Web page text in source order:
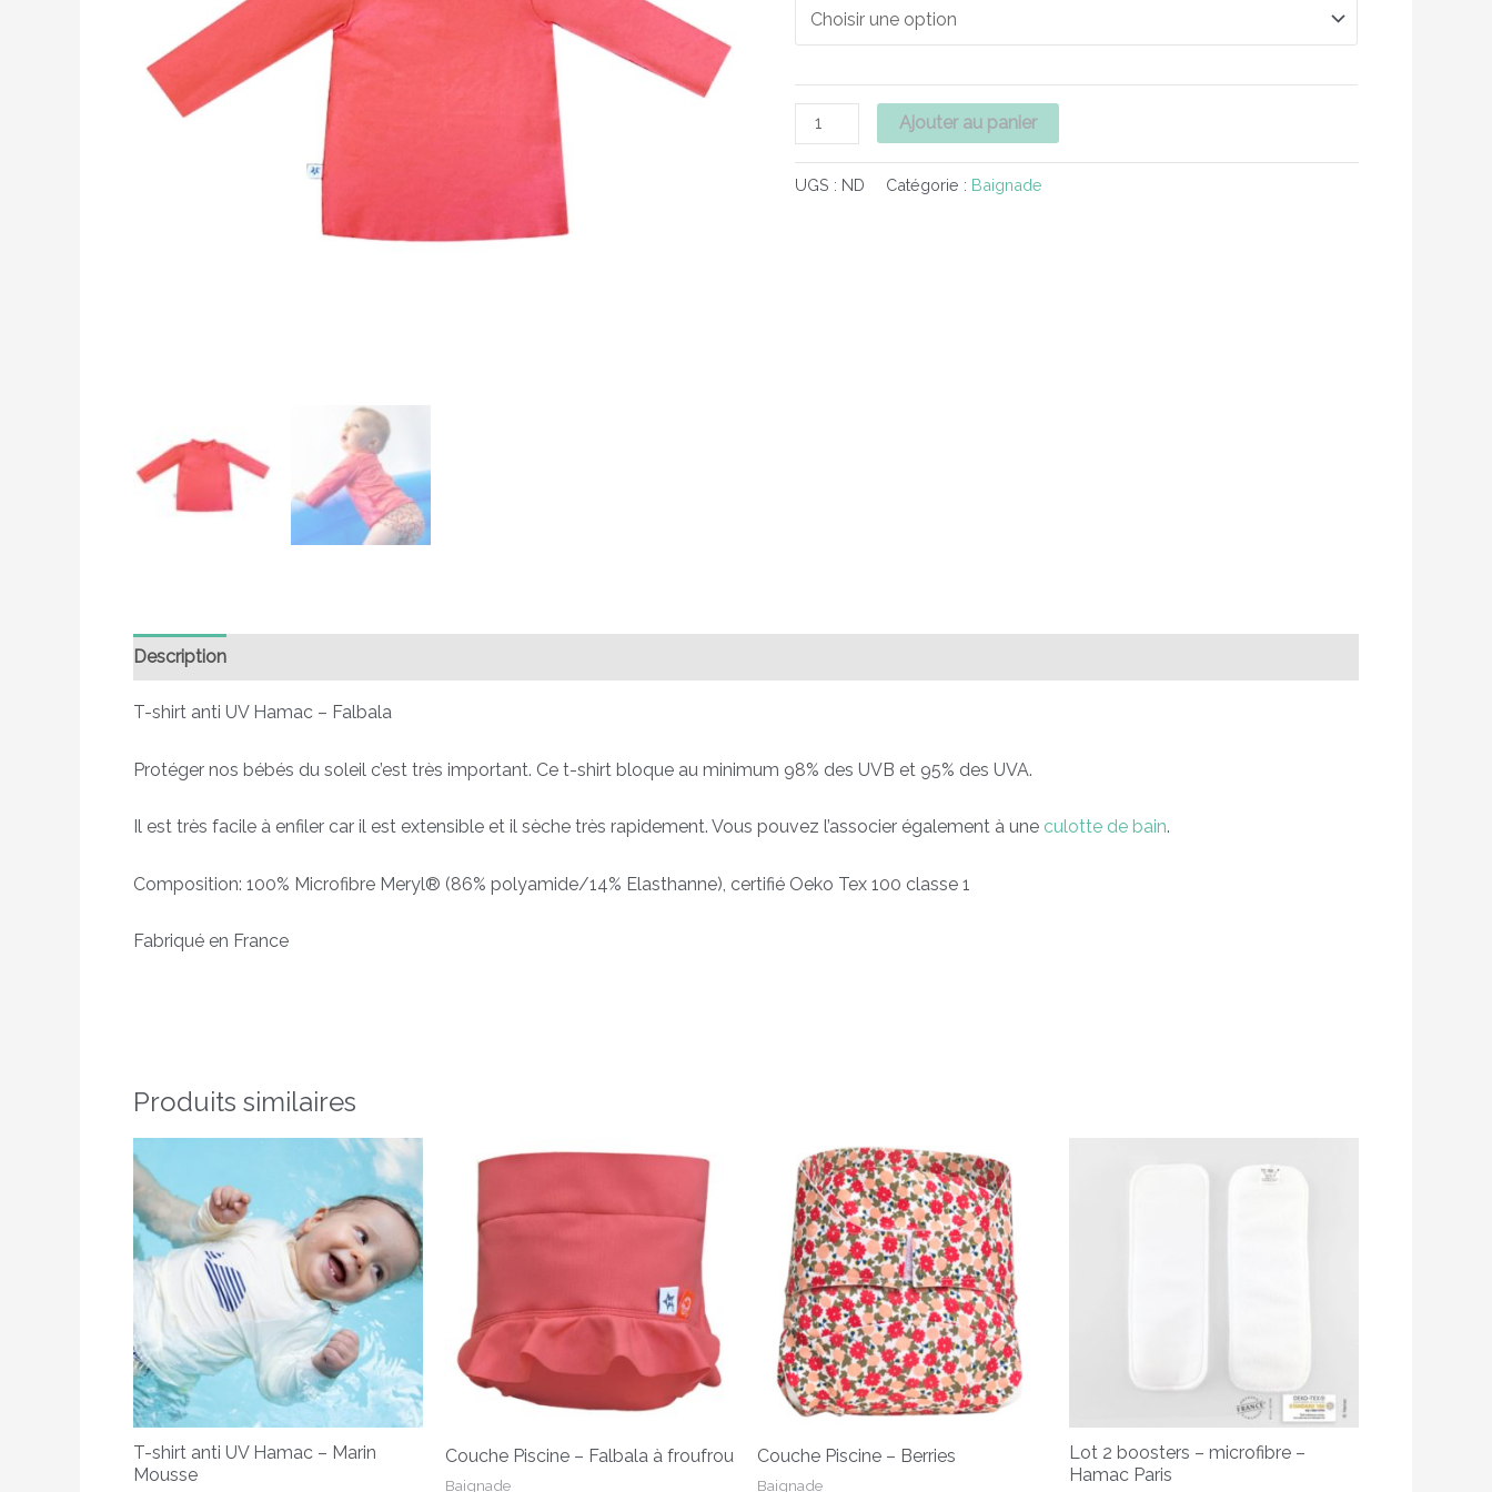
Falbala
Ajouter au panier
UGS : ND Catégorie : Baignade
Description
T-shirt anti UV Hamac – Falbala
Protéger nos bébés du soleil c’est très important. Ce t-shirt bloque au minimum 98% des UVB et 95% des UVA.
Il est très facile à enfiler car il est extensible et il sèche très rapidement. Vous pouvez l’associer également à une culotte de bain.
Composition: 100% Microfibre Meryl® (86% polyamide/14% Elasthanne), certifié Oeko Tex 100 classe 1
Fabriqué en France
Produits similaires
T-shirt anti UV Hamac – Marin
Mousse
Ce
produit
a
plusieurs
variations.
Les
options
peuvent
être
choisies
Couche Piscine – Falbala à froufrou
Baignade
produit
plusieurs
variations.
Les
options
peuvent
être
la
Couche Piscine – Berries
Baignade
produit
a
plusieurs
variations.
Les
options
peuvent
être
choisies
Lot 2 boosters – microfibre –
Hamac Paris